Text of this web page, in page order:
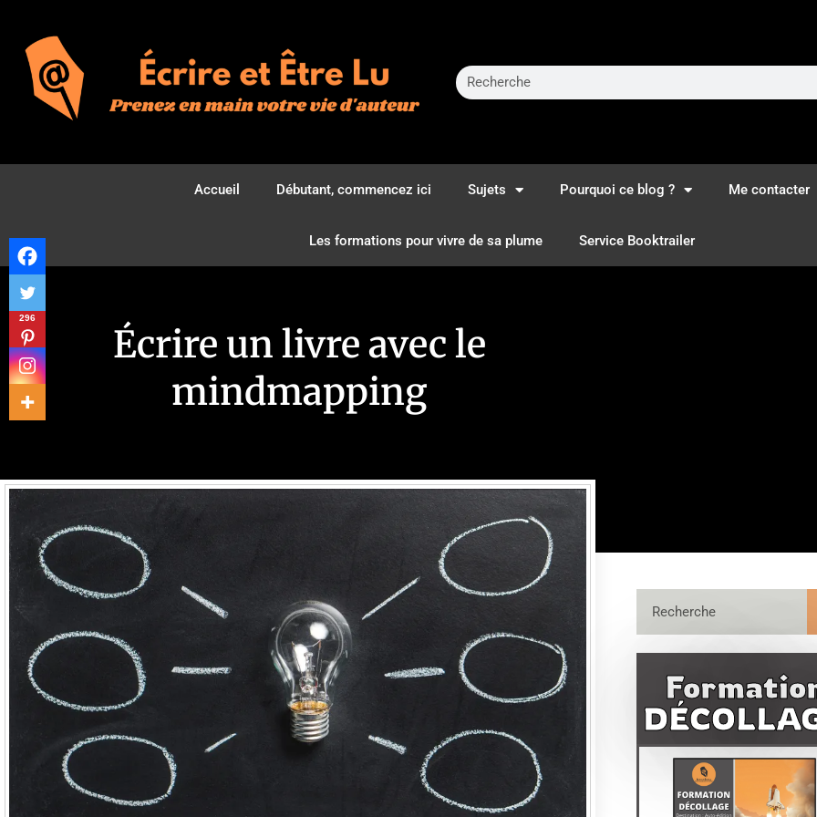
Accueil Débutant, commencez ici Sujets Pourquoi ce blog ? Me contacter
Les formations pour vivre de sa plume Service Booktrailer
Écrire un livre avec le
mindmapping
296